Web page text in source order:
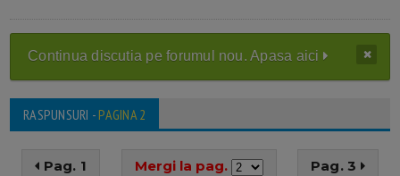
Continua discutia pe forumul nou. Apasa aici
RASPUNSURI -PAGINA 2
Pag. 1 Mergi la pag. Pag. 3